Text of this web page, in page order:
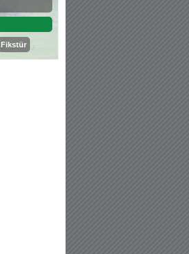
Fikstür
Bursaspor - Sepahan
Hazırlık Maçı
25 Temmuz 2019 Perşembe |